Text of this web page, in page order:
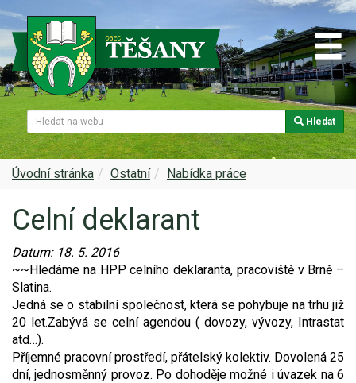
Hledat
Úvodní stránka Ostatní Nabídka práce
Celní deklarant
Datum: 18. 5. 2016
~~Hledáme na HPP celního deklaranta, pracoviště v Brně –
Slatina.
Jedná se o stabilní společnost, která se pohybuje na trhu již
20 let.Zabývá se celní agendou ( dovozy, vývozy, Intrastat
atd…).
Příjemné pracovní prostředí, přátelský kolektiv. Dovolená 25
dní, jednosměnný provoz. Po dohoděje možné i úvazek na 6
Naše obec
Z historie
Památky v Těšanech
Zajímavosti v obci
Znak a prapor obce
Virtuální prohlídka
Video - průlet dronem
Úřední deska
Samospráva
Dokumenty obce
Projekty
Matrika
Hlášení rozhlasu
Poruchy, omezení
Spolky a sdružení
Kultura
Obecní knihovna
Srub
Sport
Ohlédnutí za lety 2015-2019
Okolní obce
Škola
Farnost
Služby, firmy
Zdravotní služby
Foto, video
Rezervační systém obce
Nabídka práce